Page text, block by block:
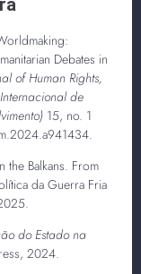
Debates in
of Human Rights,
de
15, no. 1
the Balkans. From
da Guerra Fria
do Estado na
2024.